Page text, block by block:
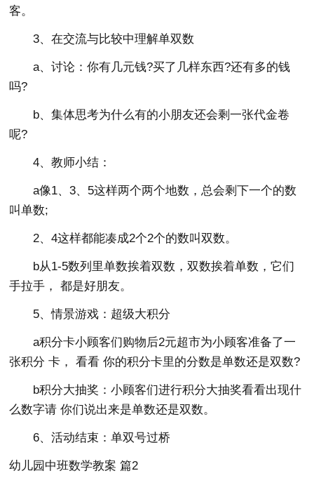
客。
3、在交流与比较中理解单双数
a、讨论：你有几元钱?买了几样东西?还有多的钱
吗?
b、集体思考为什么有的小朋友还会剩一张代金卷
呢?
4、教师小结：
a像1、3、5这样两个两个地数，总会剩下一个的数
叫单数;
2、4这样都能凑成2个2个的数叫双数。
b从1-5数列里单数挨着双数，双数挨着单数，它们
手拉手， 都是好朋友。
5、情景游戏：超级大积分
a积分卡小顾客们购物后2元超市为小顾客准备了一
张积分 卡， 看看 你的积分卡里的分数是单数还是双数?
b积分大抽奖：小顾客们进行积分大抽奖看看出现什
么数字请 你们说出来是单数还是双数。
6、活动结束：单双号过桥
幼儿园中班数学教案 篇2